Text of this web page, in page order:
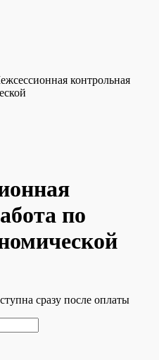
контрольная
по
сразу после оплаты